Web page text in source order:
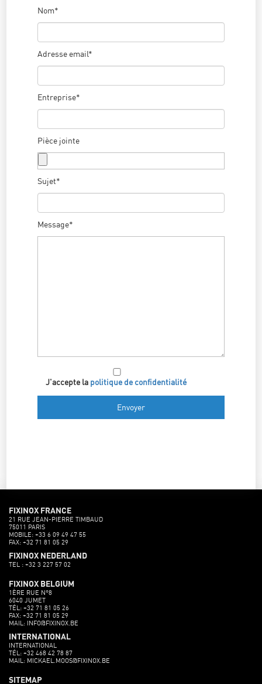
Nom*
Adresse email*
Entreprise*
Pièce jointe
Sujet*
Message*
J'accepte la politique de confidentialité
FIXINOX FRANCE
21 RUE JEAN-PIERRE TIMBAUD
75011 PARIS
MOBILE: +33 6 09 49 47 55
FAX: +32 71 81 05 29
FIXINOX NEDERLAND
TEL : +32 3 227 57 02
FIXINOX BELGIUM
1ÈRE RUE N°8
6040 JUMET
TÉL: +32 71 81 05 26
FAX: +32 71 81 05 29
MAIL: INFO@FIXINOX.BE
INTERNATIONAL
INTERNATIONAL
TÉL: +32 468 42 78 87
MAIL: MICKAEL.MOOS@FIXINOX.BE
SITEMAP